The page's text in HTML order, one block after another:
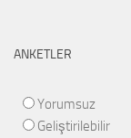
ANKETLER
Yorumsuz
Geliştirilebilir